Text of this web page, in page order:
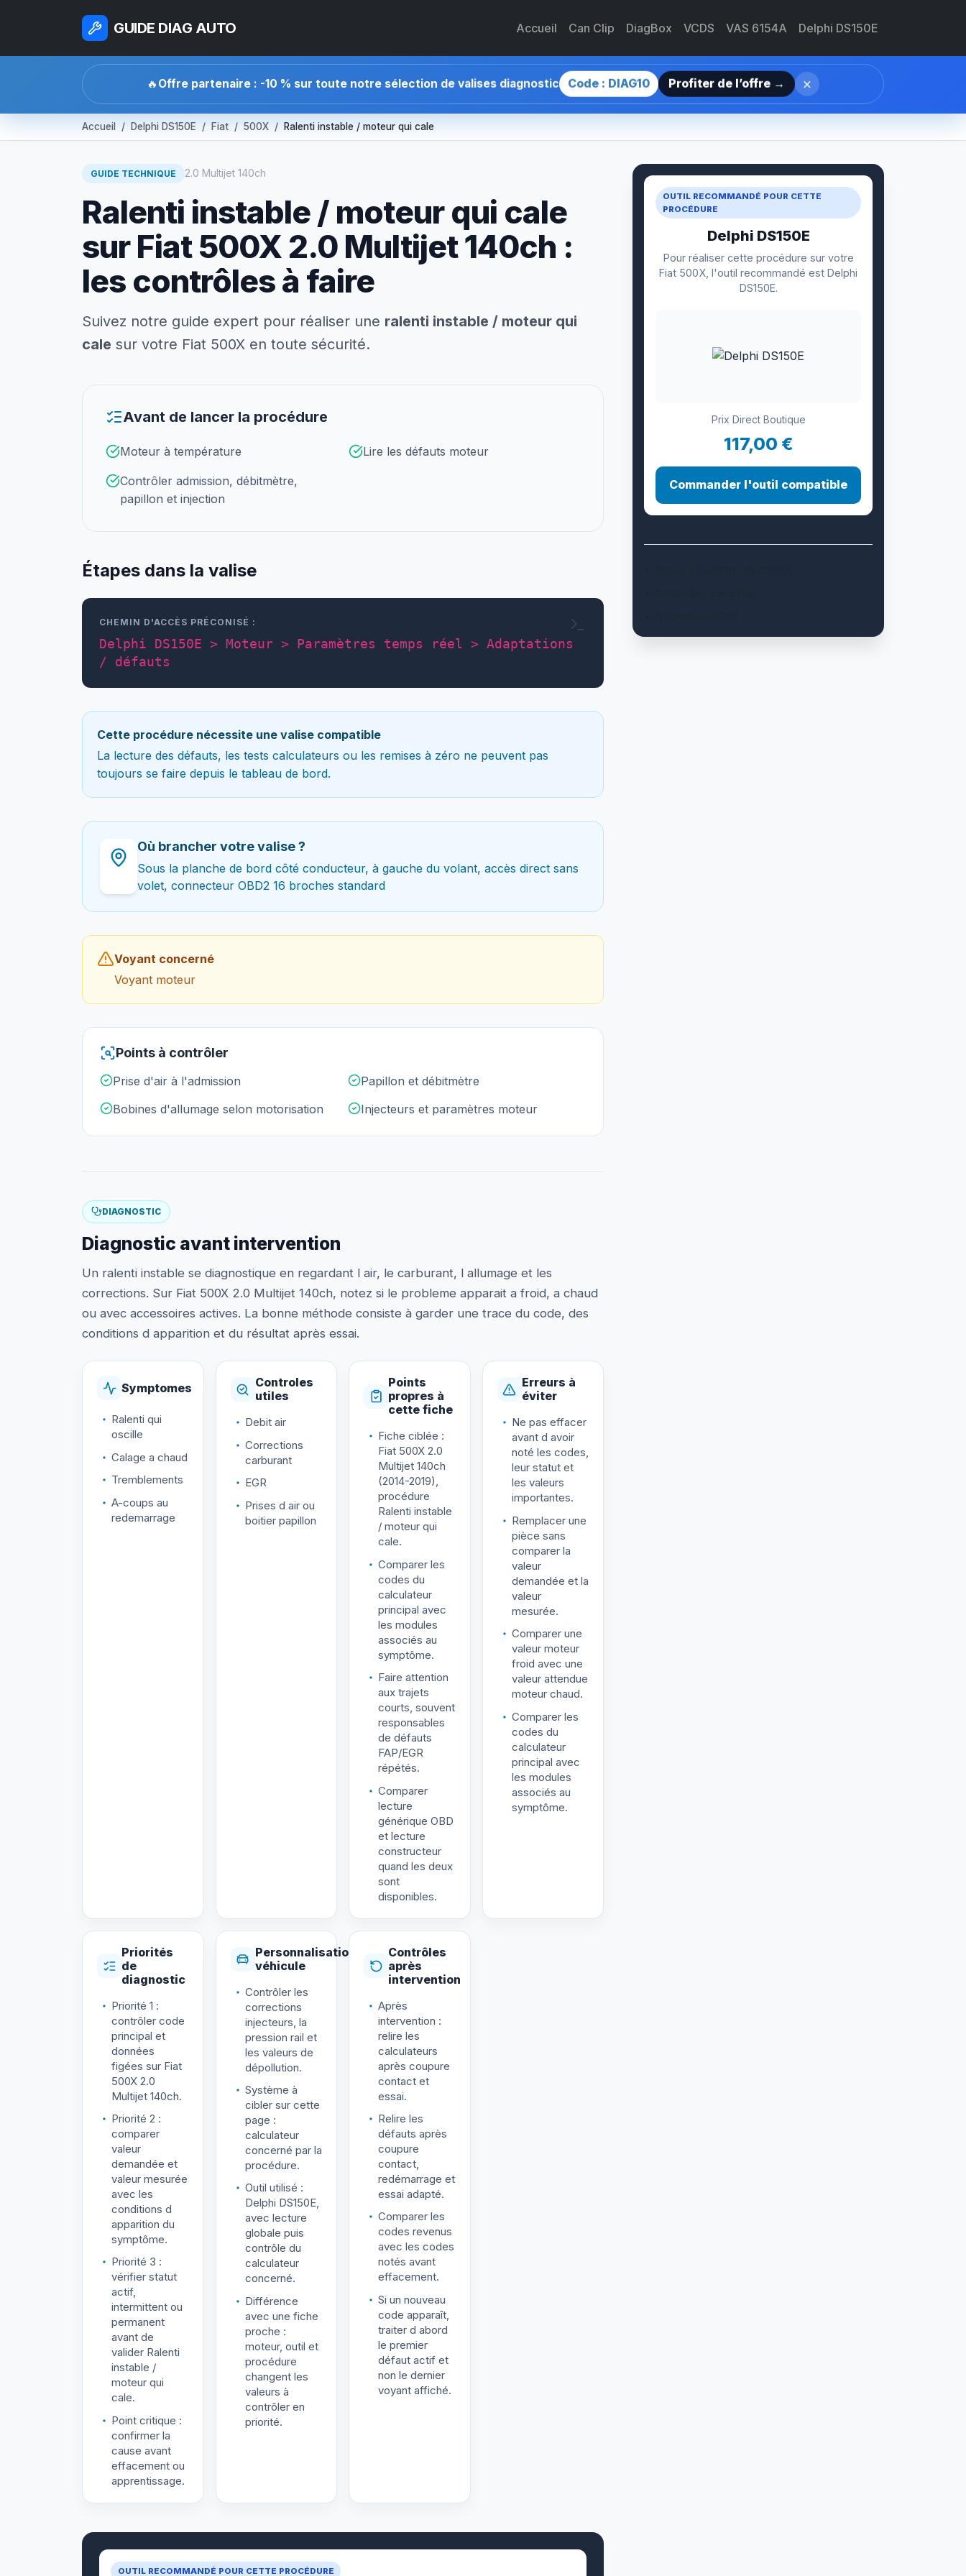
GUIDE DIAG AUTO Accueil Can Clip DiagBox VCDS VAS 6154A Delphi DS150E
🔥 Offre partenaire : -10 % sur toute notre sélection de valises diagnostic Code : DIAG10 Profiter de l’offre → ×
Accueil Delphi DS150E Fiat 500X Ralenti instable / moteur qui cale
GUIDE TECHNIQUE 2.0 Multijet 140ch
Ralenti instable / moteur qui cale
sur Fiat 500X 2.0 Multijet 140ch :
les contrôles à faire
Suivez notre guide expert pour réaliser une ralenti instable / moteur qui
cale sur votre Fiat 500X en toute sécurité.
Avant de lancer la procédure
Moteur à température Lire les défauts moteur
Contrôler admission, débitmètre,
papillon et injection
Étapes dans la valise
CHEMIN D'ACCÈS PRÉCONISÉ :
Delphi DS150E > Moteur > Paramètres temps réel > Adaptations
/ défauts
Cette procédure nécessite une valise compatible
La lecture des défauts, les tests calculateurs ou les remises à zéro ne peuvent pas
toujours se faire depuis le tableau de bord.
Où brancher votre valise ?
Sous la planche de bord côté conducteur, à gauche du volant, accès direct sans
volet, connecteur OBD2 16 broches standard
Voyant concerné
Voyant moteur
Points à contrôler
Prise d'air à l'admission
Papillon et débitmètre
Bobines d'allumage selon motorisation
Injecteurs et paramètres moteur
DIAGNOSTIC
Diagnostic avant intervention
Un ralenti instable se diagnostique en regardant l air, le carburant, l allumage et les
corrections. Sur Fiat 500X 2.0 Multijet 140ch, notez si le probleme apparait a froid, a chaud
ou avec accessoires actives. La bonne méthode consiste à garder une trace du code, des
conditions d apparition et du résultat après essai.
Symptomes
Ralenti qui
oscille
Calage a chaud
Tremblements
A-coups au
redemarrage
Controles
utiles
Debit air
Corrections
carburant
EGR
Prises d air ou
boitier papillon
Points
propres à
cette fiche
Fiche ciblée :
Fiat 500X 2.0
Multijet 140ch
(2014-2019),
procédure
Ralenti instable
/ moteur qui
cale.
Comparer les
codes du
calculateur
principal avec
les modules
associés au
symptôme.
Faire attention
aux trajets
courts, souvent
responsables
de défauts
FAP/EGR
répétés.
Comparer
lecture
générique OBD
et lecture
constructeur
quand les deux
sont
disponibles.
Erreurs à
éviter
Ne pas effacer
avant d avoir
noté les codes,
leur statut et
les valeurs
importantes.
Remplacer une
pièce sans
comparer la
valeur
demandée et la
valeur
mesurée.
Comparer une
valeur moteur
froid avec une
valeur attendue
moteur chaud.
Comparer les
codes du
calculateur
principal avec
les modules
associés au
symptôme.
Priorités
de
diagnostic
Priorité 1 :
contrôler code
principal et
données
figées sur Fiat
500X 2.0
Multijet 140ch.
Priorité 2 :
comparer
valeur
demandée et
valeur mesurée
avec les
conditions d
apparition du
symptôme.
Priorité 3 :
vérifier statut
actif,
intermittent ou
permanent
avant de
valider Ralenti
instable /
moteur qui
cale.
Point critique :
confirmer la
cause avant
effacement ou
apprentissage.
Personnalisation
véhicule
Contrôler les
corrections
injecteurs, la
pression rail et
les valeurs de
dépollution.
Système à
cibler sur cette
page :
calculateur
concerné par la
procédure.
Outil utilisé :
Delphi DS150E,
avec lecture
globale puis
contrôle du
calculateur
concerné.
Différence
avec une fiche
proche :
moteur, outil et
procédure
changent les
valeurs à
contrôler en
priorité.
Contrôles
après
intervention
Après
intervention :
relire les
calculateurs
après coupure
contact et
essai.
Relire les
défauts après
coupure
contact,
redémarrage et
essai adapté.
Comparer les
codes revenus
avec les codes
notés avant
effacement.
Si un nouveau
code apparaît,
traiter d abord
le premier
défaut actif et
non le dernier
voyant affiché.
OUTIL RECOMMANDÉ POUR CETTE PROCÉDURE
OUTIL RECOMMANDÉ POUR CETTE
PROCÉDURE
Delphi DS150E
Pour réaliser cette procédure sur votre
Fiat 500X, l'outil recommandé est Delphi
DS150E.
Prix Direct Boutique
117,00 €
Commander l'outil compatible